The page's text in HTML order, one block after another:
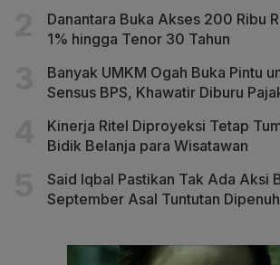
Danantara Buka Akses 200 Ribu
1% hingga Tenor 30 Tahun
Banyak UMKM Ogah Buka Pintu
Sensus BPS, Khawatir Diburu
Kinerja Ritel Diproyeksi Tetap
Bidik Belanja para Wisatawan
Said Iqbal Pastikan Tak Ada Aksi
September Asal Tuntutan